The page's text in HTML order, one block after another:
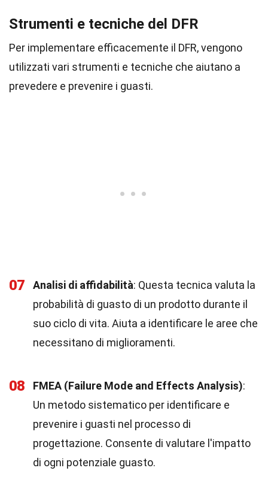
Strumenti e tecniche del DFR
Per implementare efficacemente il DFR, vengono
utilizzati vari strumenti e tecniche che aiutano a
prevedere e prevenire i guasti.
07 Analisi di affidabilità: Questa tecnica valuta la
probabilità di guasto di un prodotto durante il
suo ciclo di vita. Aiuta a identificare le aree che
necessitano di miglioramenti.
08 FMEA (Failure Mode and Effects Analysis):
Un metodo sistematico per identificare e
prevenire i guasti nel processo di
progettazione. Consente di valutare l'impatto
di ogni potenziale guasto.